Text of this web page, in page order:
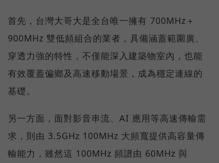
首先，台灣大哥大是全台唯一擁有 700MHz＋
900MHz 雙低頻組合的業者，具備涵蓋範圍廣、
穿透力強的特性，不僅能深入建築物室內，也能
有效覆蓋偏鄉及高速移動場景，成為穩定連線的
基礎。
另一方面，面對影音串流、AI 應用等高速傳輸需
求，則由 3.5GHz 100MHz 大頻寬提供高容量傳
輸能力，雖然這 100MHz 頻譜由 60MHz 與